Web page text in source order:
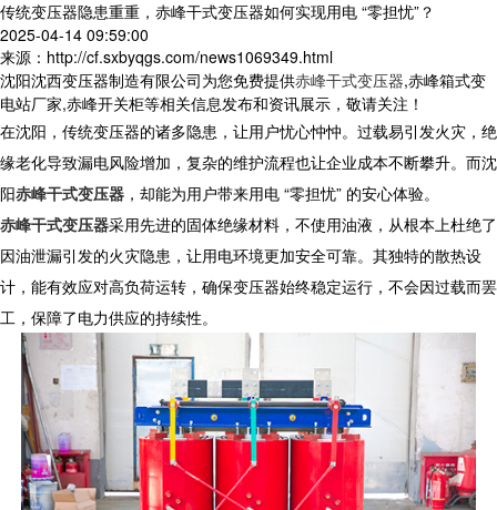
传统变压器隐患重重，赤峰干式变压器如何实现用电 “零担忧”？
2025-04-14 09:59:00
来源：http://cf.sxbyqgs.com/news1069349.html
沈阳沈西变压器制造有限公司为您免费提供赤峰干式变压器,赤峰箱式变
电站厂家,赤峰开关柜等相关信息发布和资讯展示，敬请关注！
在沈阳，传统变压器的诸多隐患，让用户忧心忡忡。过载易引发火灾，绝
缘老化导致漏电风险增加，复杂的维护流程也让企业成本不断攀升。而沈
阳赤峰干式变压器 ，却能为用户带来用电 “零担忧” 的安心体验。​
赤峰干式变压器采用先进的固体绝缘材料，不使用油液，从根本上杜绝了
因油泄漏引发的火灾隐患，让用电环境更加安全可靠。其独特的散热设
计，能有效应对高负荷运转，确保变压器始终稳定运行，不会因过载而罢
工，保障了电力供应的持续性。